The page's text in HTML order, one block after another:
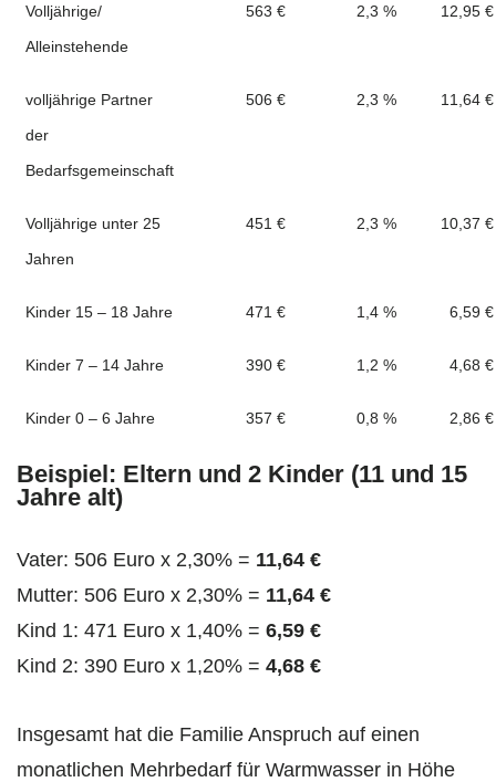
Volljährige/
Alleinstehende
563 € 2,3 % 12,95 €
volljährige Partner
der
Bedarfsgemeinschaft
506 € 2,3 % 11,64 €
Volljährige unter 25
Jahren
451 € 2,3 % 10,37 €
Kinder 15 – 18 Jahre 471 € 1,4 % 6,59 €
Kinder 7 – 14 Jahre 390 € 1,2 % 4,68 €
Kinder 0 – 6 Jahre 357 € 0,8 % 2,86 €
Beispiel: Eltern und 2 Kinder (11 und 15
Jahre alt)
Vater: 506 Euro x 2,30% = 11,64 €
Mutter: 506 Euro x 2,30% = 11,64 €
Kind 1: 471 Euro x 1,40% = 6,59 €
Kind 2: 390 Euro x 1,20% = 4,68 €
Insgesamt hat die Familie Anspruch auf einen
monatlichen Mehrbedarf für Warmwasser in Höhe